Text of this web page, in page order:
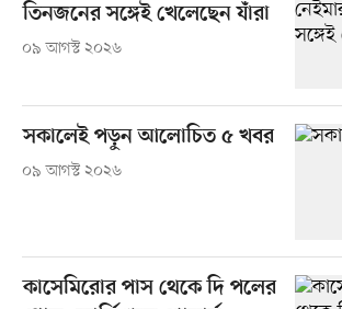
তিনজনের সঙ্গেই খেলেছেন যাঁরা
০৯ আগস্ট ২০২৬
সকালেই পড়ুন আলোচিত ৫ খবর
০৯ আগস্ট ২০২৬
কাসেমিরোর পাস থেকে দি পলের